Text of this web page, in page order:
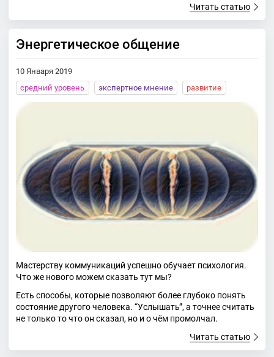
Читать статью
Энергетическое общение
10 Января 2019
средний уровень
экспертное мнение развитие
Мастерству коммуникаций успешно обучает психология.
Что же нового можем сказать тут мы?
Eсть способы, которые позволяют более глубоко понять
состояние другого человека. “Услышать”, а точнее считать
не только то что он сказал, но и о чём промолчал.
Читать статью